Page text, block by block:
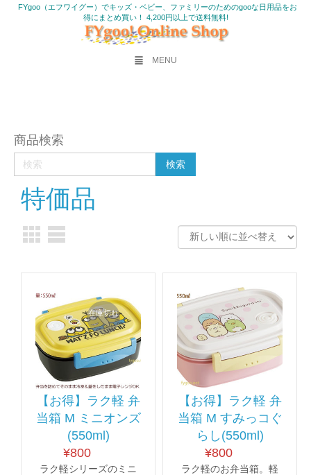
FYgoo（エフワイグー）でキッズ・ベビー、ファミリーのためのgooな日用品をお
得にまとめ買い！ 4,200円以上で送料無料!
MENU
商品検索
特価品
【お得】ラク軽 弁
当箱 M ミニオンズ
(550ml)
¥800
ラク軽シリーズのミニ
在庫切れ
【お得】ラク軽 弁
当箱 M すみっコぐ
らし(550ml)
¥800
ラク軽のお弁当箱。軽